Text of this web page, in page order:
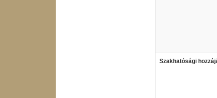
Szakhatósági